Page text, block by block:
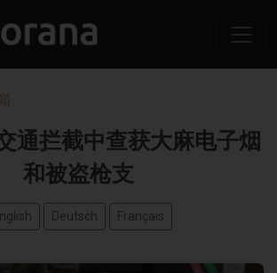
通拦截中查获大麻电子烟
和被盗枪支
Deutsch Français